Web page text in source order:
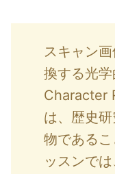
スキャン
換する光
Character
は、歴史
物である
ッスンで